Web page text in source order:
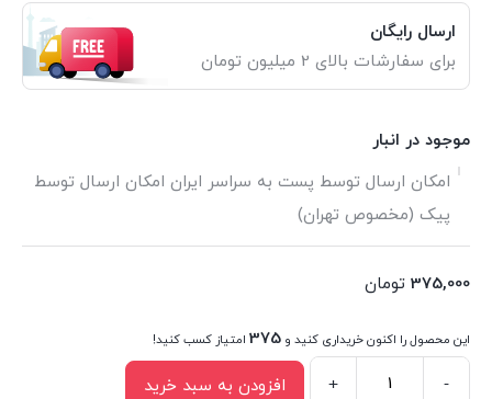
ارسال رایگان
برای سفارشات بالای 2 میلیون تومان
موجود در انبار
امکان ارسال توسط پست به سراسر ایران امکان ارسال توسط
پیک (مخصوص تهران)
375,000 تومان
این محصول را اکنون خریداری کنید و 375 امتیاز کسب کنید!
-
+ افزودن به سبد خرید